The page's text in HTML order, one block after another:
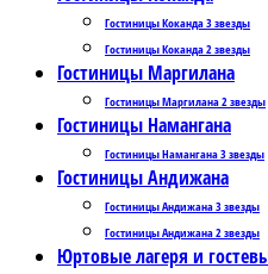
Гостиницы Коканда 3 звезды
Гостиницы Коканда 2 звезды
Гостиницы Маргилана
Гостиницы Маргилана 2 звезды
Гостиницы Намангана
Гостиницы Намангана 3 звезды
Гостиницы Андижана
Гостиницы Андижана 3 звезды
Гостиницы Андижана 2 звезды
Юртовые лагеря и